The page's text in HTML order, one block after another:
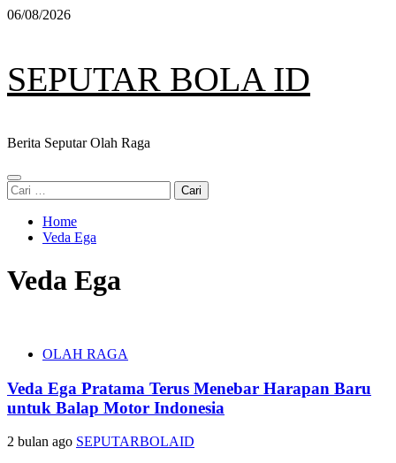
Skip
06/08/2026
SEPUTAR BOLA ID
Berita Seputar Olah Raga
Primary
Menu
Cari
untuk:
Home
Veda Ega
Veda Ega
OLAH RAGA
Veda Ega Pratama Terus Menebar Harapan Baru
untuk Balap Motor Indonesia
2 bulan ago SEPUTARBOLAID